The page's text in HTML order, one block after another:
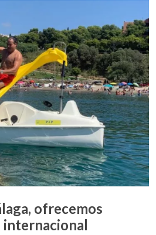
ofrecemos
internacional